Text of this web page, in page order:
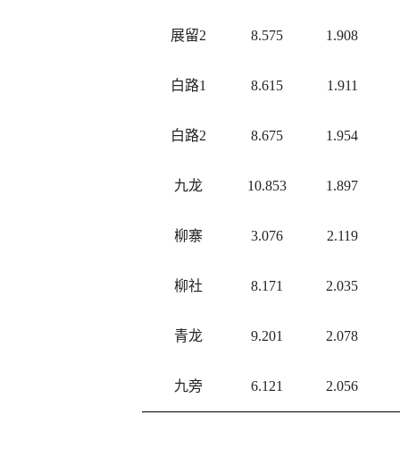
展留2 8.575 1.908
白路1 8.615 1.911
白路2 8.675 1.954
九龙 10.853 1.897
柳寨 3.076 2.119
柳社 8.171 2.035
青龙 9.201 2.078
九旁 6.121 2.056